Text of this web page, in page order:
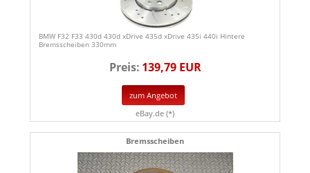
BMW F32 F33 430d 430d xDrive 435d xDrive 435i 440i Hintere
Bremsscheiben 330mm
Preis: 139,79 EUR
zum Angebot
eBay.de (*)
Bremsscheiben